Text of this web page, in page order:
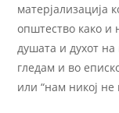
матерјализација
општество како и
душата и духот на
гледам и во
или “нам никој не